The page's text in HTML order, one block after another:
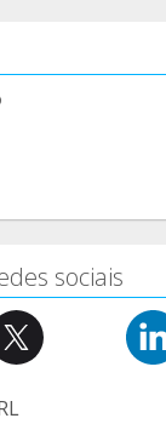
sociais